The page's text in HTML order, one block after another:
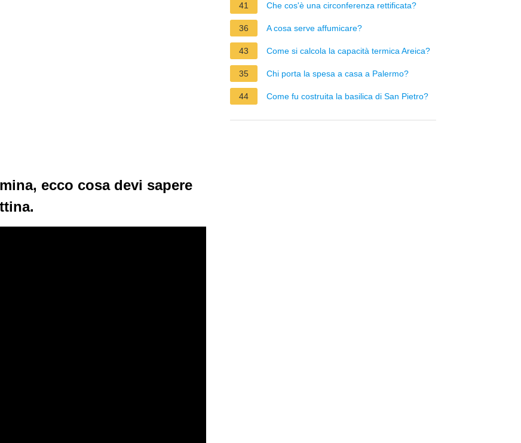
ecco cosa devi sapere
41 Che cos'è una circonferenza rettificata?
36 A cosa serve affumicare?
43 Come si calcola la capacità termica Areica?
35 Chi porta la spesa a casa a Palermo?
44 Come fu costruita la basilica di San Pietro?